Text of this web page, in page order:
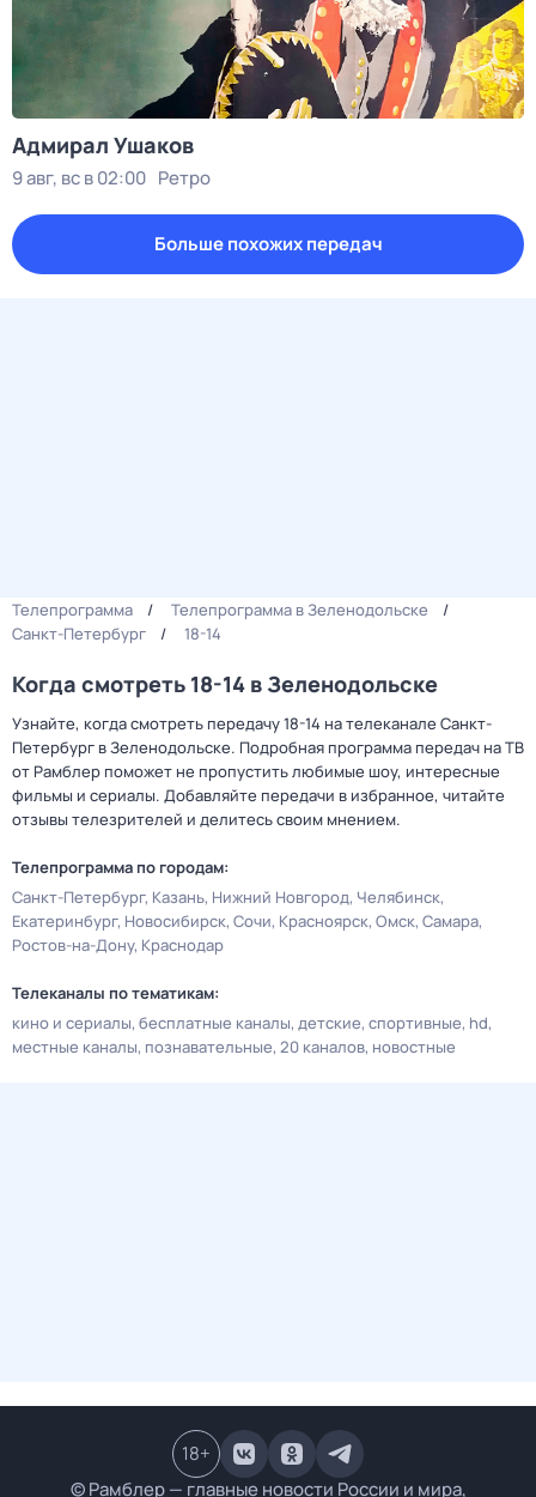
Адмирал Ушаков
9 авг, вс в 02:00 Ретро
Больше похожих передач
Телепрограмма
Телепрограмма в Зеленодольске
Санкт-Петербург
18-14
Когда смотреть 18-14 в Зеленодольске
Узнайте, когда смотреть передачу 18-14 на телеканале Санкт-
Петербург в Зеленодольске. Подробная программа передач на ТВ
от Рамблер поможет не пропустить любимые шоу, интересные
фильмы и сериалы. Добавляйте передачи в избранное, читайте
отзывы телезрителей и делитесь своим мнением.
Телепрограмма по городам:
Санкт-Петербург Казань Нижний Новгород Челябинск
Екатеринбург Новосибирск Сочи Красноярск Омск Самара
Ростов-на-Дону Краснодар
Телеканалы по тематикам:
кино и сериалы бесплатные каналы детские спортивные hd
местные каналы познавательные 20 каналов новостные
© Рамблер — главные новости России и мира,
18+